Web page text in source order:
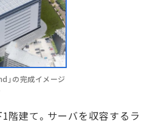
」の完成イメージ
階建て。サーバを収容するラ